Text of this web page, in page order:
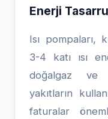
Enerji
Isı pompaları,
3-4 katı ısı
doğalgaz ve
yakıtların
faturalar